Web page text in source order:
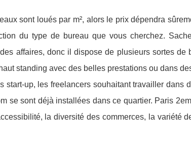
sont loués par m², alors le prix dépendra
du type de bureau que vous cherchez.
affaires, donc il dispose de plusieurs sortes
standing avec des belles prestations ou dans
start-up, les freelancers souhaitant travailler
se sont déjà installées dans ce quartier. Paris
la diversité des commerces, la variété